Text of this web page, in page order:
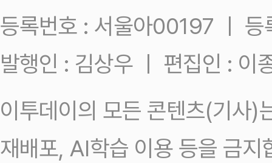
등록번호 : 서울아00197 ㅣ
발행인 : 김상우 ㅣ 편집인 : 이
이투데이의 모든 콘텐츠(기사)
재배포, AI학습 이용 등을 금지